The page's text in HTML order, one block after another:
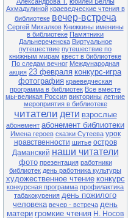
Ахмадулиной краеведческие чтения в
библиотеке вечер-встреча
Сергей Михалков Книжкины именины
в библиотеке Памятники
Дальнереченска Виртуальное
путешествие путешествие по
книжным мирам квест в библиотеке
По следам вечног Международная
акция 23 февраля конкурс-игра
фотография краеведческая
программа в библиотек Все вместе
мы-великая Россия викторины летние
мероприятия в библиотеке
читатели дети взрослые
абонемент абонемент библиотеки
Имена героев сказки Сутеева урок
нравственности шитье остров
Даманский наши читатели
фото презентация работники
библиотек день работника культуры
художественное чтение конкурс
конкурсная программа профилактика
табакокурения день пожилого
человека вечер - встреча день
матери громкие чтения Н. Носов